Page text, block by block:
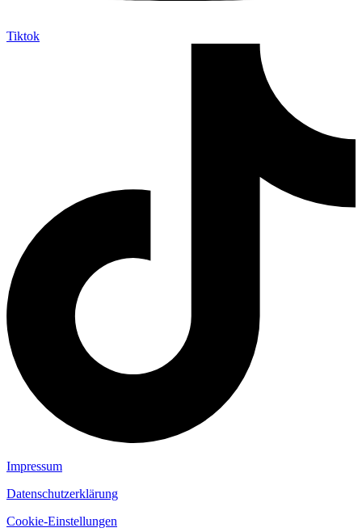
Tiktok
Impressum
Datenschutzerklärung
Cookie-Einstellungen